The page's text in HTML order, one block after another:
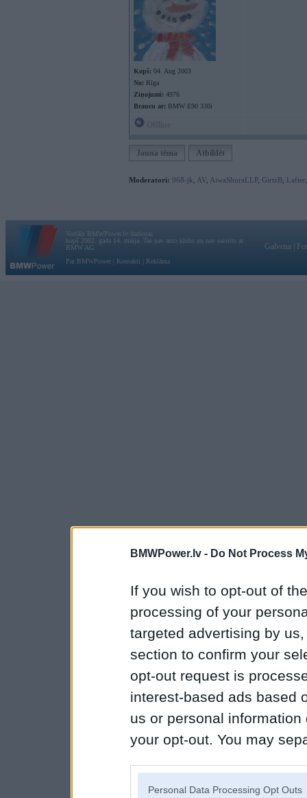
BMWPower.lv - Do Not Process
If you wish to opt-out of
processing of your
targeted advertising by
section to confirm your
opt-out request is
interest-based ads based
us or personal
your opt-out. You may
Personal Data Processing Opt Outs
Kopš: 04. Aug 2003
No: Rīga
Ziņojumi: 4976
Braucu ar: BMW E90 330i
Jauna tēma Atbildēt
Moderatori: 968-jk AV AiwaShuraLLP, GirtzB Lafter
Vortāls BMWPower.lv darbojas
kopš 2002. gada 14. maija. Tas nav auto klubs un nav saistīts ar
BMW AG.
Par BMWPower
Kontakti Reklāma
Galvena